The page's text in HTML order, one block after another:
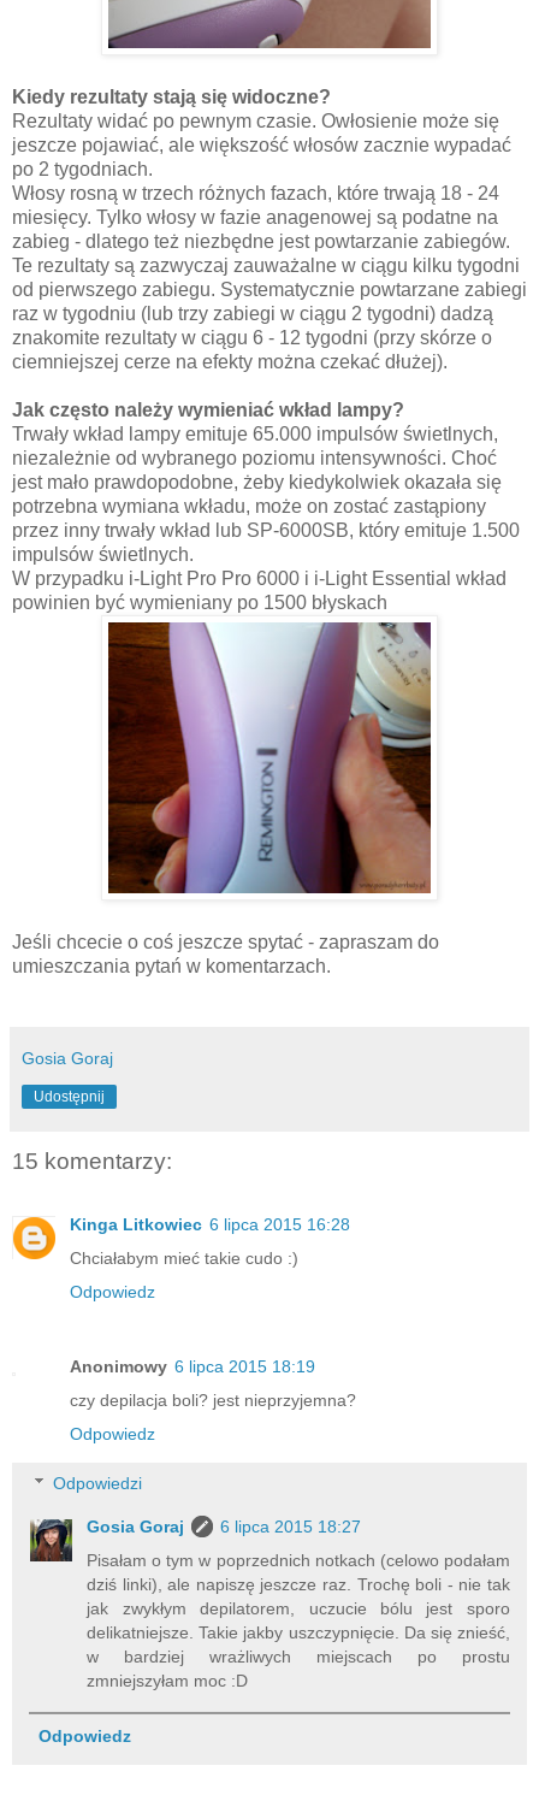
Kiedy rezultaty stają się widoczne?
Rezultaty widać po pewnym czasie. Owłosienie może się
jeszcze pojawiać, ale większość włosów zacznie wypadać
po 2 tygodniach.
Włosy rosną w trzech różnych fazach, które trwają 18 - 24
miesięcy. Tylko włosy w fazie anagenowej są podatne na
zabieg - dlatego też niezbędne jest powtarzanie zabiegów.
Te rezultaty są zazwyczaj zauważalne w ciągu kilku tygodni
od pierwszego zabiegu. Systematycznie powtarzane zabiegi
raz w tygodniu (lub trzy zabiegi w ciągu 2 tygodni) dadzą
znakomite rezultaty w ciągu 6 - 12 tygodni (przy skórze o
ciemniejszej cerze na efekty można czekać dłużej).
Jak często należy wymieniać wkład lampy?
Trwały wkład lampy emituje 65.000 impulsów świetlnych,
niezależnie od wybranego poziomu intensywności. Choć
jest mało prawdopodobne, żeby kiedykolwiek okazała się
potrzebna wymiana wkładu, może on zostać zastąpiony
przez inny trwały wkład lub SP-6000SB, który emituje 1.500
impulsów świetlnych.
W przypadku i-Light Pro Pro 6000 i i-Light Essential wkład
powinien być wymieniany po 1500 błyskach
Jeśli chcecie o coś jeszcze spytać - zapraszam do
umieszczania pytań w komentarzach.
Gosia Goraj
Udostępnij
15 komentarzy:
Kinga Litkowiec 6 lipca 2015 16:28
Chciałabym mieć takie cudo :)
Odpowiedz
Anonimowy 6 lipca 2015 18:19
czy depilacja boli? jest nieprzyjemna?
Odpowiedz
Odpowiedzi
Gosia Goraj
6 lipca 2015 18:27
Pisałam o tym w poprzednich notkach (celowo podałam
dziś linki), ale napiszę jeszcze raz. Trochę boli - nie tak
jak zwykłym depilatorem, uczucie bólu jest sporo
delikatniejsze. Takie jakby uszczypnięcie. Da się znieść,
w bardziej wrażliwych miejscach po prostu
zmniejszyłam moc :D
Odpowiedz